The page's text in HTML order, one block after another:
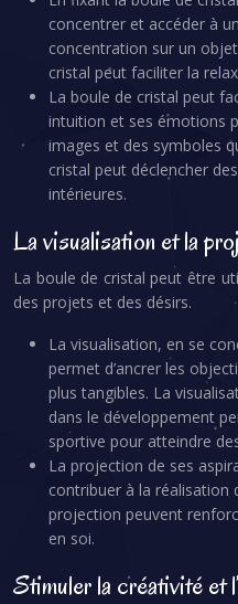
concentrer et accéder à
concentration sur un
cristal peut faciliter la
La boule de cristal peut
intuition et ses émotions
images et des symboles
cristal peut déclencher
intérieures.
La visualisation et la
La boule de cristal peut être
des projets et des désirs.
La visualisation, en se
permet d’ancrer les
plus tangibles. La
dans le développement
sportive pour atteindre
La projection de ses
contribuer à la réalisation
projection peuvent
en soi.
Stimuler la créativité et